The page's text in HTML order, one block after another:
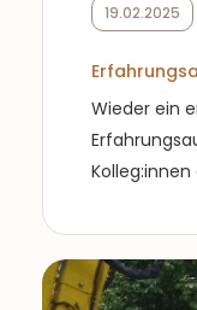
19.02.2025
Wieder ein